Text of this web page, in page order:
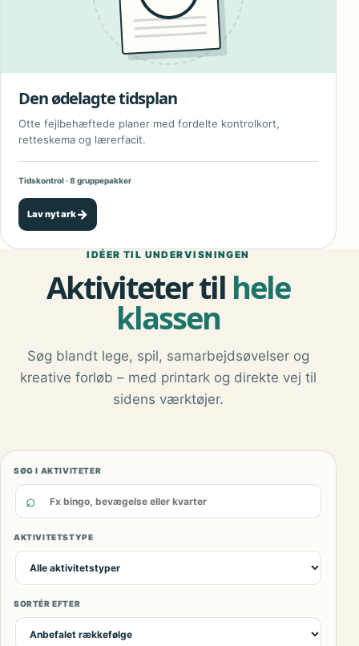
Den ødelagte tidsplan
Otte fejlbehæftede planer med fordelte kontrolkort,
retteskema og lærerfacit.
Tidskontrol · 8 gruppepakker
Lav nyt ark→
IDÉER TIL UNDERVISNINGEN
Aktiviteter til hele
klassen
Søg blandt lege, spil, samarbejdsøvelser og
kreative forløb – med printark og direkte vej til
sidens værktøjer.
SØG I AKTIVITETER
⌕
AKTIVITETSTYPE
SORTÉR EFTER